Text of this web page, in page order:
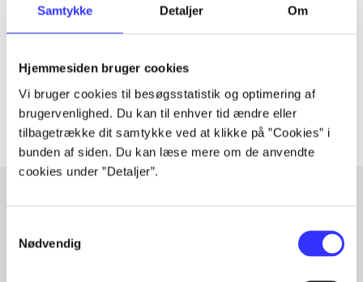
Samtykke Detaljer Om
Hjemmesiden bruger cookies
Vi bruger cookies til besøgsstatistik og optimering af
brugervenlighed. Du kan til enhver tid ændre eller
tilbagetrække dit samtykke ved at klikke på ”Cookies” i
bunden af siden. Du kan læse mere om de anvendte
cookies under ”Detaljer”.
Nødvendig
Tidsskrift
Artiklerne i handler ofte om